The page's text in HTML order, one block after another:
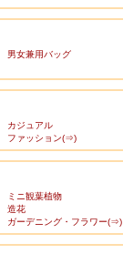
男女兼用バッグ
カジュアル
ファッション(⇒)
ミニ観葉植物
造花
ガーデニング・フラワー(⇒)